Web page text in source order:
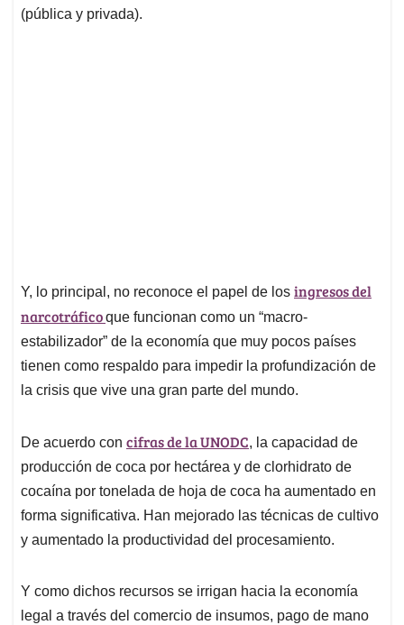
(pública y privada).
Y, lo principal, no reconoce el papel de los ingresos del
narcotráficoque funcionan como un “macro-
estabilizador” de la economía que muy pocos países
tienen como respaldo para impedir la profundización de
la crisis que vive una gran parte del mundo.
De acuerdo con cifras de la UNODC, la capacidad de
producción de coca por hectárea y de clorhidrato de
cocaína por tonelada de hoja de coca ha aumentado en
forma significativa. Han mejorado las técnicas de cultivo
y aumentado la productividad del procesamiento.
Y como dichos recursos se irrigan hacia la economía
legal a través del comercio de insumos, pago de mano